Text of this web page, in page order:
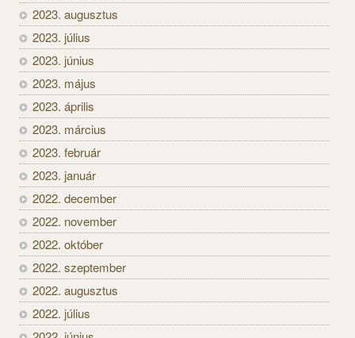
2023. augusztus
2023. július
2023. június
2023. május
2023. április
2023. március
2023. február
2023. január
2022. december
2022. november
2022. október
2022. szeptember
2022. augusztus
2022. július